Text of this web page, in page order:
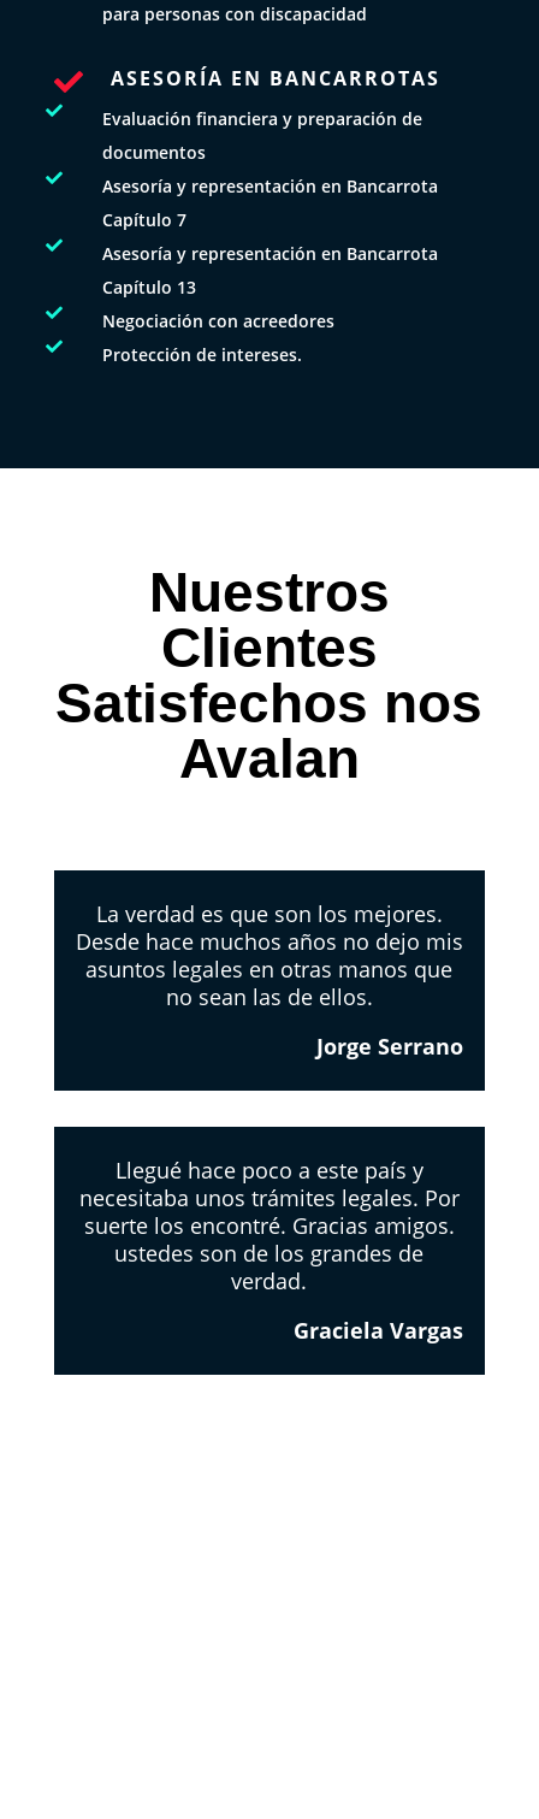
para personas con discapacidad
 ASESORÍA EN BANCARROTAS

Evaluación financiera y preparación de
documentos

Asesoría y representación en Bancarrota
Capítulo 7

Asesoría y representación en Bancarrota
Capítulo 13
 Negociación con acreedores
 Protección de intereses.
Nuestros
Clientes
Satisfechos nos
Avalan
La verdad es que son los mejores.
Desde hace muchos años no dejo mis
asuntos legales en otras manos que
no sean las de ellos.
Jorge Serrano
Llegué hace poco a este país y
necesitaba unos trámites legales. Por
suerte los encontré. Gracias amigos.
ustedes son de los grandes de
verdad.
Graciela Vargas